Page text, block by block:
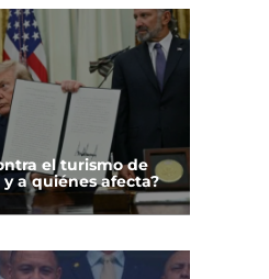
el turismo de
a quiénes afecta?